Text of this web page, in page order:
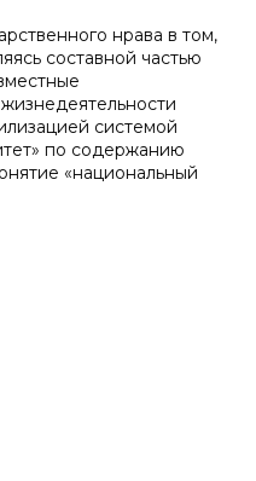
нрава в том,
составной частью
системой
по содержанию
«национальный